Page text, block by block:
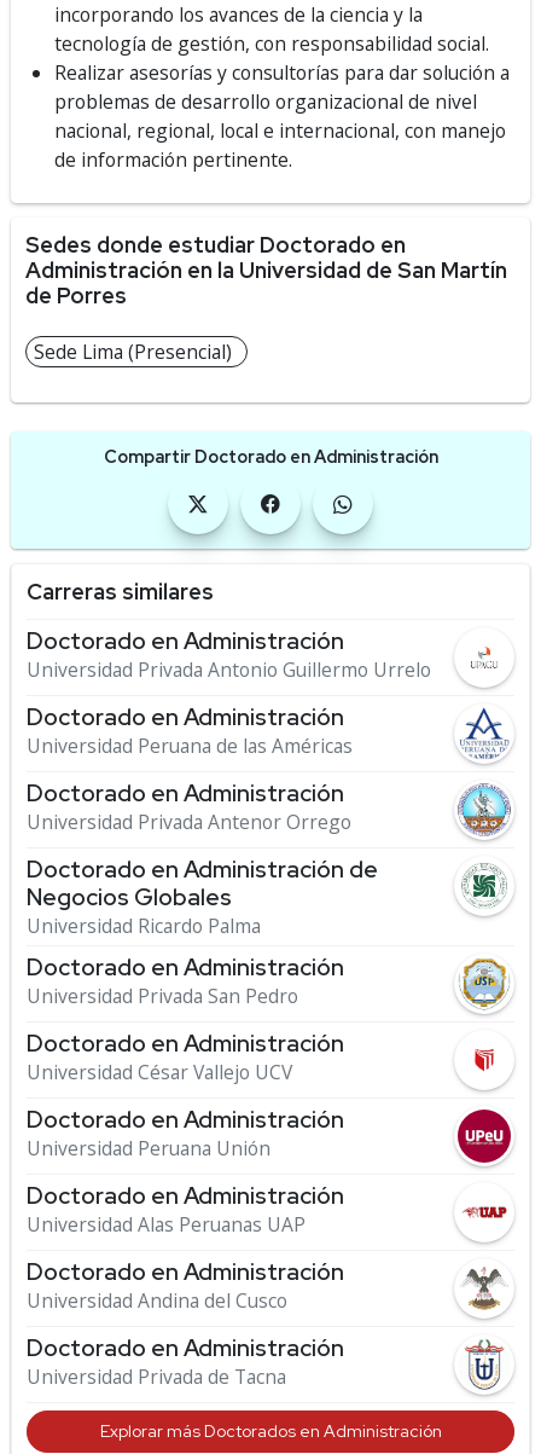
incorporando los avances de la ciencia y la
tecnología de gestión, con responsabilidad social.
Realizar asesorías y consultorías para dar solución a
problemas de desarrollo organizacional de nivel
nacional, regional, local e internacional, con manejo
de información pertinente.
Sedes donde estudiar Doctorado en
Administración en la Universidad de San Martín
de Porres
Sede Lima (Presencial)
Compartir Doctorado en Administración
Carreras similares
Doctorado en Administración
Universidad Privada Antonio Guillermo Urrelo
Doctorado en Administración
Universidad Peruana de las Américas
Doctorado en Administración
Universidad Privada Antenor Orrego
Doctorado en Administración de
Negocios Globales
Universidad Ricardo Palma
Doctorado en Administración
Universidad Privada San Pedro
Doctorado en Administración
Universidad César Vallejo UCV
Doctorado en Administración
Universidad Peruana Unión
Doctorado en Administración
Universidad Alas Peruanas UAP
Doctorado en Administración
Universidad Andina del Cusco
Doctorado en Administración
Universidad Privada de Tacna
Explorar más Doctorados en Administración